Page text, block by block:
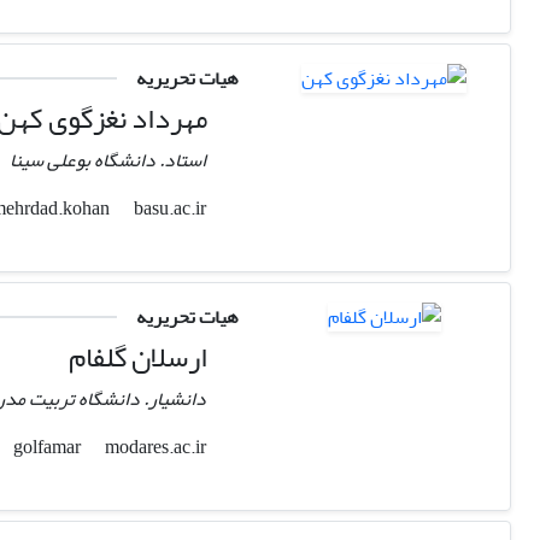
هیات تحریریه
مهرداد نغزگوی
استاد. دانشگاه بوعلی سینا
mehrdad.kohan
basu.ac.ir
هیات تحریریه
ارسلان گلفام
دانشیار. دانشگاه تربیت
golfamar
modares.ac.ir